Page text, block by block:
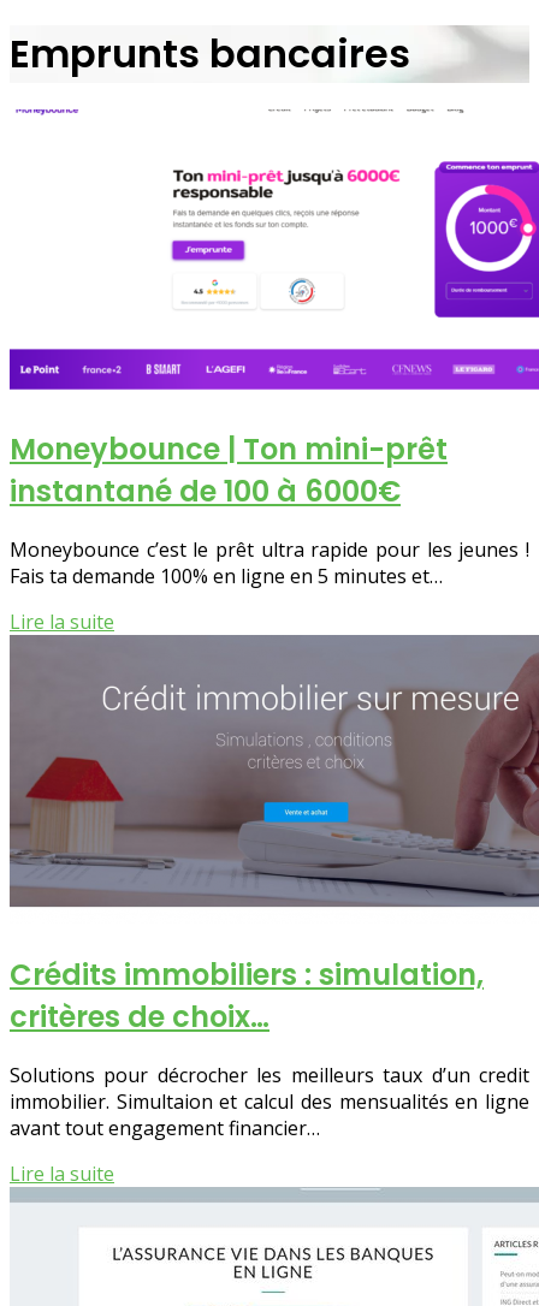
Emprunts bancaires
Moneybounce | Ton mini-prêt
instantané de 100 à 6000€
Moneybounce c’est le prêt ultra rapide pour les jeunes !
Fais ta demande 100% en ligne en 5 minutes et…
Lire la suite
Crédits immobiliers : simulation,
critères de choix…
Solutions pour décrocher les meilleurs taux d’un credit
immobilier. Simultaion et calcul des mensualités en ligne
avant tout engagement financier…
Lire la suite